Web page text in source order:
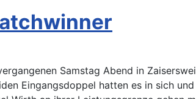
Samstag Abend in
Eingangsdoppel hatten es in sich